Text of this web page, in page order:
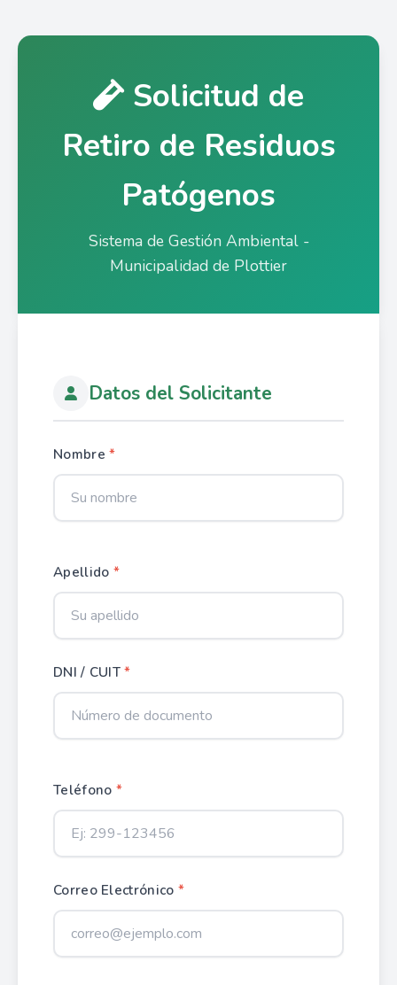
Solicitud de
Retiro de Residuos
Patógenos
Sistema de Gestión Ambiental -
Municipalidad de Plottier
Datos del Solicitante
Nombre*
Apellido *
DNI / CUIT*
Teléfono *
Correo Electrónico *